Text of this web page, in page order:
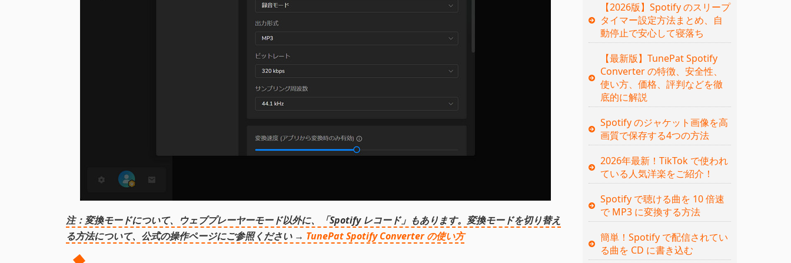
注：変換モードについて、ウェブプレーヤーモード以外に、「Spotify レコード」もあります。変換モードを切り替え
る方法について、公式の操作ページにご参照ください → TunePat Spotify Converter の使い方
【2026版】Spotify のスリープ
タイマー設定方法まとめ、自
動停止で安心して寝落ち
【最新版】TunePat Spotify
Converter の特徴、安全性、
使い方、価格、評判などを徹
底的に解説
Spotify のジャケット画像を高
画質で保存する4つの方法
2026年最新！TikTok で使われ
ている人気洋楽をご紹介！
Spotify で聴ける曲を 10 倍速
で MP3 に変換する方法
簡単！Spotify で配信されてい
る曲を CD に書き込む